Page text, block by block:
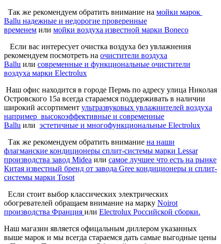
Так же рекомендуем обратить внимание на мойки марок
Ballu надежные и недорогие проверенные
временем или мойки воздуха известной марки Boneco
Если вас интересует очистка воздуха без увлажнения
рекомендуем посмотреть на очистители воздуха
Ballu или современные и функциональные очистители
воздуха марки Electrolux
Наш офис находится в городе Пермь по адресу улица Николая
Островского 15а всегда стараемся поддерживать в наличии
широкий ассортимент ультразвуковых увлажнителей воздуха
например высокоэффективные и современные
Ballu или эстетичные и многофункциональные Electrolux
Так же рекомендуем обратить внимание на наши
флагманские кондиционеры сплит-системы марки Lessar
производства завод Midea или самое лучшее что есть на рынке
Китая известный бренд от завода Gree кондиционеры и сплит-
системы марки Tosot
Если стоит выбор классических электрических
обогревателей обращаем внимание на марку Noirot
производства Франция или Electrolux Российской сборки.
Наш магазин является офицальным диллером указанных
выше марок и мы всегда стараемся дать самые выгодные цены